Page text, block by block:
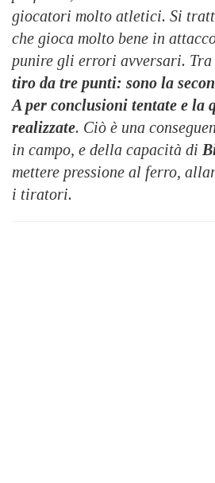
giocatori molto atletici. Si
che gioca molto bene in
punire gli errori avversari.
tiro da tre punti: sono la
A per conclusioni tentate e la
realizzate. Ciò è una
in campo, e della capacità di
mettere pressione al ferro,
i tiratori.